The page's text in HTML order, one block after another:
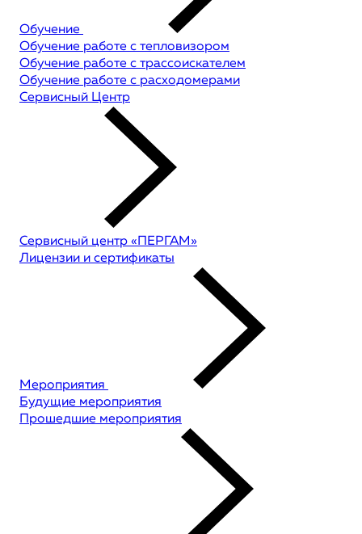
Обучение
Обучение работе с тепловизором
Обучение работе с трассоискателем
Обучение работе с расходомерами
Сервисный Центр
Сервисный центр «ПЕРГАМ»
Лицензии и сертификаты
Мероприятия
Будущие мероприятия
Прошедшие мероприятия